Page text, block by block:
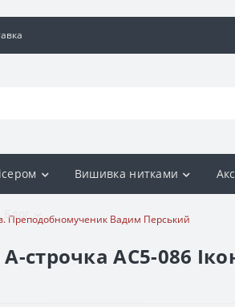
Вишивка нитками
Блог
Преподобномученик Вадим Перський
строчка АС5-086